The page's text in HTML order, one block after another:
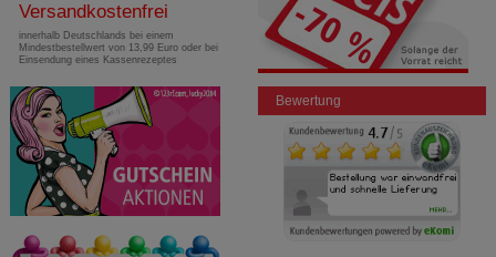
Versandkostenfrei
innerhalb Deutschlands bei einem
Mindestbestellwert von 13,99 Euro oder bei
Einsendung eines Kassenrezeptes
Bewertung